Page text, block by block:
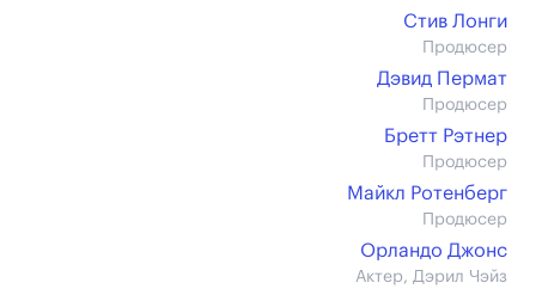
Стив Лонги
Продюсер
Дэвид Пермат
Продюсер
Бретт Рэтнер
Продюсер
Майкл Ротенберг
Продюсер
Орландо Джонс
Актер, Дэрил Чэйз